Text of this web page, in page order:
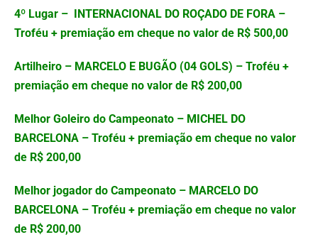
4º Lugar – INTERNACIONAL DO ROÇADO DE FORA –
Troféu + premiação em cheque no valor de R$ 500,00
Artilheiro – MARCELO E BUGÃO (04 GOLS) – Troféu +
premiação em cheque no valor de R$ 200,00
Melhor Goleiro do Campeonato – MICHEL DO
BARCELONA – Troféu + premiação em cheque no valor
de R$ 200,00
Melhor jogador do Campeonato – MARCELO DO
BARCELONA – Troféu + premiação em cheque no valor
de R$ 200,00